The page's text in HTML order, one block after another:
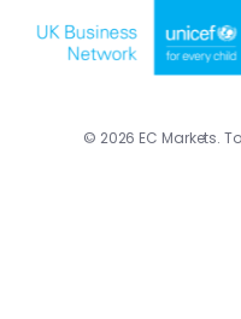
© 2026 EC Markets.